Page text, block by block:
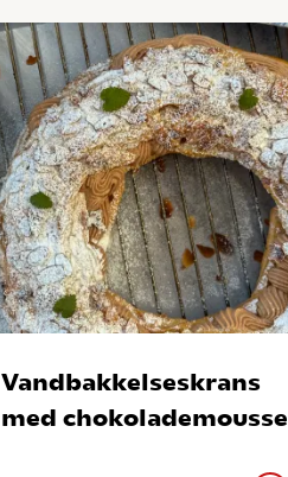
Vandbakkelseskrans
med chokolademousse